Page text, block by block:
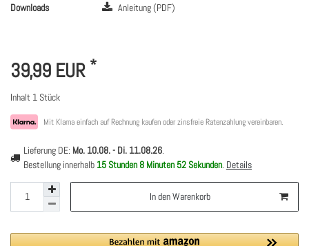
Downloads
Anleitung (PDF)
39,99 EUR *
Inhalt 1 Stück
Mit Klarna einfach auf Rechnung kaufen oder zinsfreie Ratenzahlung vereinbaren.
Lieferung DE: Mo. 10.08. - Di. 11.08.26.
Bestellung innerhalb 15 Stunden 8 Minuten 52 Sekunden. Details
In den Warenkorb